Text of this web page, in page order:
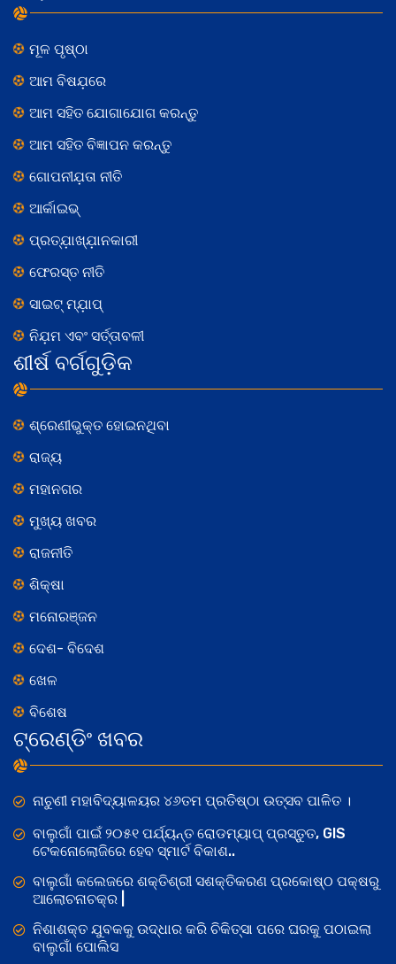
ମୂଳ ପୃଷ୍ଠା
ଆମ ବିଷଯ଼ରେ
ଆମ ସହିତ ଯୋଗାଯୋଗ କରନ୍ତୁ
ଆମ ସହିତ ବିଜ୍ଞାପନ କରନ୍ତୁ
ଗୋପନୀଯ଼ତା ନୀତି
ଆର୍କାଇଭ୍
ପ୍ରତ୍ଯ଼ାଖ୍ଯ଼ାନକାରୀ
ଫେରସ୍ତ ନୀତି
ସାଇଟ୍ ମ୍ଯ଼ାପ୍
ନିଯ଼ମ ଏବଂ ସର୍ତ୍ତାବଳୀ
ଶୀର୍ଷ ବର୍ଗଗୁଡ଼ିକ
ଶ୍ରେଣୀଭୁକ୍ତ ହୋଇନଥିବା
ରାଜ୍ୟ
ମହାନଗର
ମୁଖ୍ୟ ଖବର
ରାଜନୀତି
ଶିକ୍ଷା
ମନୋରଞ୍ଜନ
ଦେଶ- ବିଦେଶ
ଖେଳ
ବିଶେଷ
ଟ୍ରେଣ୍ଡିଂ ଖବର
ନାଚୁଣୀ ମହାବିଦ୍ୟାଳୟର ୪୬ତମ ପ୍ରତିଷ୍ଠା ଉତ୍ସବ ପାଳିତ ।
ବାଲୁଗାଁ ପାଇଁ ୨୦୫୧ ପର୍ଯ୍ୟନ୍ତ ରୋଡମ୍ୟାପ୍ ପ୍ରସ୍ତୁତ, GIS
ଟେକନୋଲୋଜିରେ ହେବ ସ୍ମାର୍ଟ ବିକାଶ..
ବାଲୁଗାଁ କଲେଜରେ ଶକ୍ତିଶ୍ରୀ ସଶକ୍ତିକରଣ ପ୍ରକୋଷ୍ଠ ପକ୍ଷରୁ
ଆଲୋଚନାଚକ୍ର |
ନିଶାଶକ୍ତ ଯୁବକକୁ ଉଦ୍ଧାର କରି ଚିକିତ୍ସା ପରେ ଘରକୁ ପଠାଇଲା
ବାଲୁଗାଁ ପୋଲିସ